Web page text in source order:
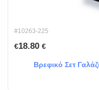
#10263-225
€18.80 €
Βρεφικό Σετ